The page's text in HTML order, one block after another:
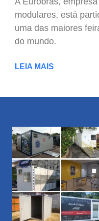
modulares, está
uma das maiores
do mundo.
LEIA MAIS